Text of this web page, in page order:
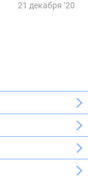
21 декабря ‘20